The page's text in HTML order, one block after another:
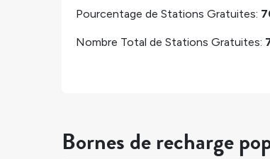
Pourcentage de Stations Gratuites:
Nombre Total de Stations Gratuites:
Bornes de recharge